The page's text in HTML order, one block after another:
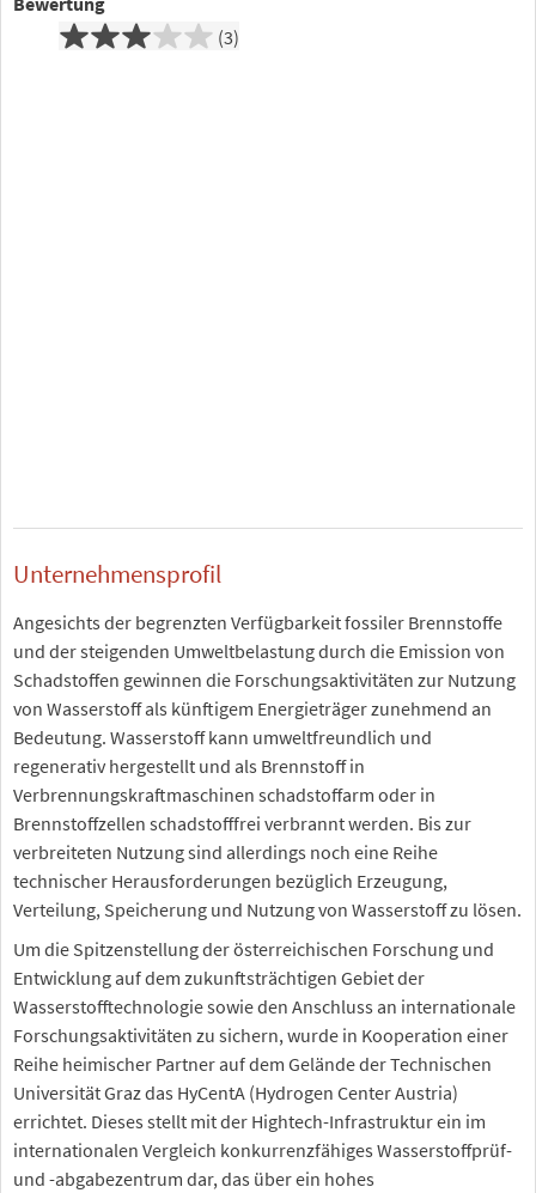
3
Unternehmensprofil
Angesichts der begrenzten Verfügbarkeit fossiler Brennstoffe
und der steigenden Umweltbelastung durch die Emission von
Schadstoffen gewinnen die Forschungsaktivitäten zur Nutzung
von Wasserstoff als künftigem Energieträger zunehmend an
Bedeutung. Wasserstoff kann umweltfreundlich und
regenerativ hergestellt und als Brennstoff in
Verbrennungskraftmaschinen schadstoffarm oder in
Brennstoffzellen schadstofffrei verbrannt werden. Bis zur
verbreiteten Nutzung sind allerdings noch eine Reihe
technischer Herausforderungen bezüglich Erzeugung,
Verteilung, Speicherung und Nutzung von Wasserstoff zu lösen.
Um die Spitzenstellung der österreichischen Forschung und
Entwicklung auf dem zukunftsträchtigen Gebiet der
Wasserstofftechnologie sowie den Anschluss an internationale
Forschungsaktivitäten zu sichern, wurde in Kooperation einer
Reihe heimischer Partner auf dem Gelände der Technischen
Universität Graz das HyCentA (Hydrogen Center Austria)
errichtet. Dieses stellt mit der Hightech-Infrastruktur ein im
internationalen Vergleich konkurrenzfähiges Wasserstoffprüf-
und -abgabezentrum dar, das über ein hohes